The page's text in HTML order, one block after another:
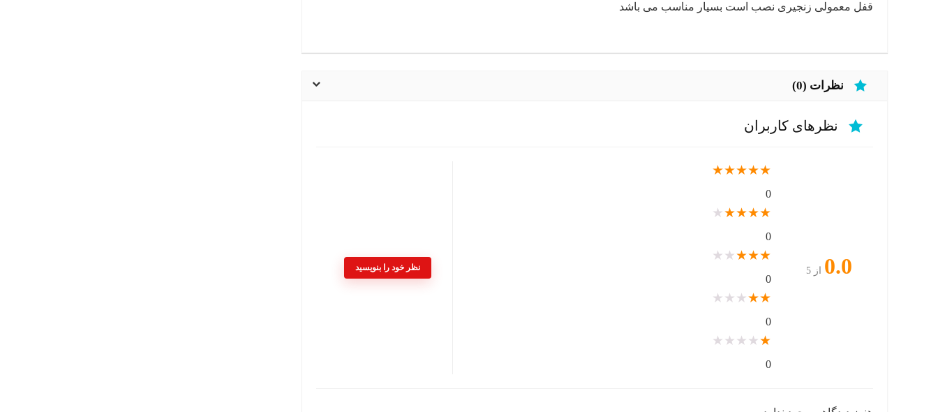
قفل معمولی زنجیری نصب است بسیار مناسب می باشد
نظرات (0)
نظرهای کاربران
0.0 از 5
★
★
★
★
★
0
★
★
★
★
★
0
★
★
★
★
★
0
★
★
★
★
★
0
★
★
★
★
★
0
نظر خود را بنویسید